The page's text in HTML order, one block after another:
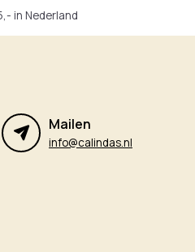
in Nederland
Mailen
info@calindas.nl